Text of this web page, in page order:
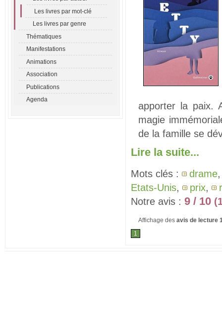
Les livres par mot-clé
Les livres par genre
Thématiques
Manifestations
Animations
Association
Publications
Agenda
apporter la paix.
magie
de la famille se
Lire la suite...
Mots clés : drame
Etats-Unis, prix,
Notre avis : 9 / 10
Affichage des avis de lecture
1